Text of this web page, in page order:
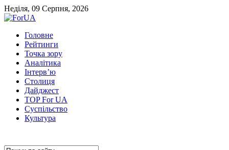
Неділя, 09 Серпня, 2026
Головне
Рейтинги
Точка зору
Аналітика
Інтерв’ю
Столиця
Дайджест
TOP For UA
Суспiльство
Культура